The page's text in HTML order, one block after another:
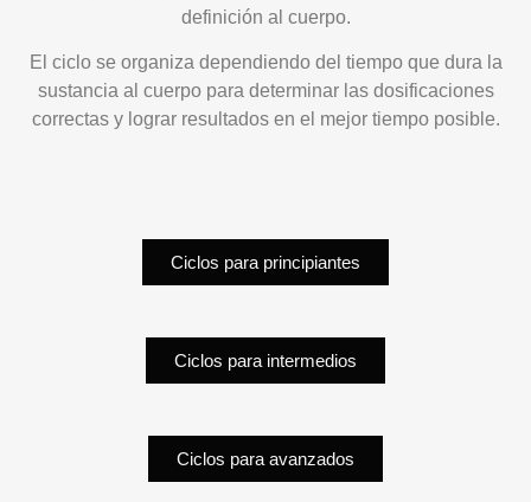
definición al cuerpo.
El ciclo se organiza dependiendo del tiempo que dura la
sustancia al cuerpo para determinar las dosificaciones
correctas y lograr resultados en el mejor tiempo posible.
Ciclos para principiantes
Ciclos para intermedios
Ciclos para avanzados